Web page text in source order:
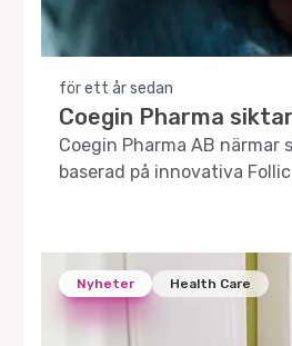
för ett år sedan
Coegin Pharma
Coegin Pharma AB
baserad på innovativa
Nyheter Health Care